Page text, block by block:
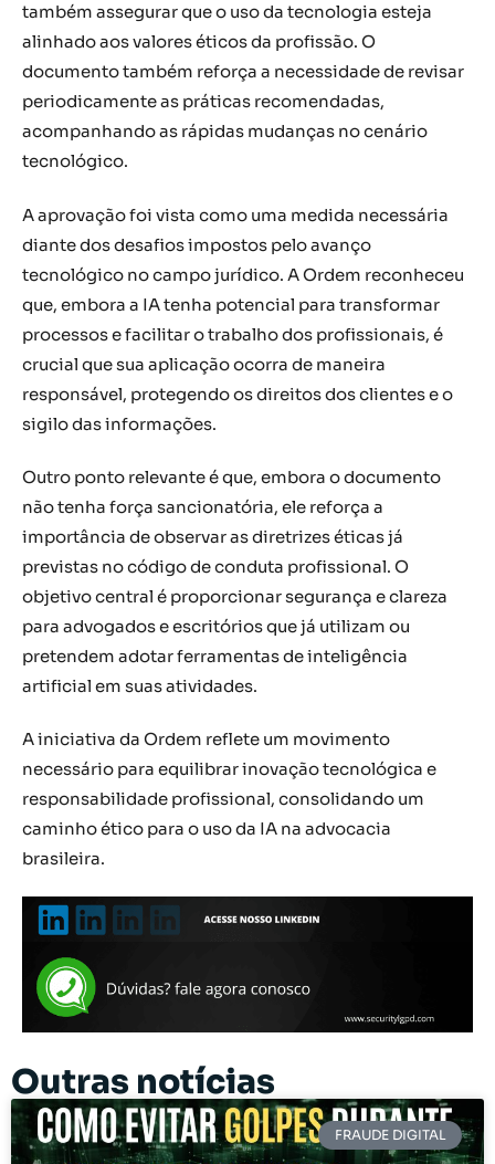
também assegurar que o uso da tecnologia esteja
alinhado aos valores éticos da profissão. O
documento também reforça a necessidade de revisar
periodicamente as práticas recomendadas,
acompanhando as rápidas mudanças no cenário
tecnológico.
A aprovação foi vista como uma medida necessária
diante dos desafios impostos pelo avanço
tecnológico no campo jurídico. A Ordem reconheceu
que, embora a IA tenha potencial para transformar
processos e facilitar o trabalho dos profissionais, é
crucial que sua aplicação ocorra de maneira
responsável, protegendo os direitos dos clientes e o
sigilo das informações.
Outro ponto relevante é que, embora o documento
não tenha força sancionatória, ele reforça a
importância de observar as diretrizes éticas já
previstas no código de conduta profissional. O
objetivo central é proporcionar segurança e clareza
para advogados e escritórios que já utilizam ou
pretendem adotar ferramentas de inteligência
artificial em suas atividades.
A iniciativa da Ordem reflete um movimento
necessário para equilibrar inovação tecnológica e
responsabilidade profissional, consolidando um
caminho ético para o uso da IA na advocacia
brasileira.
Outras notícias
FRAUDE DIGITAL